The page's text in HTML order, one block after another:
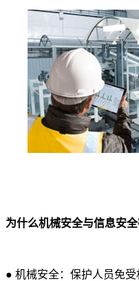
为什么机械安全与信息安全
● 机械安全：保护人员免